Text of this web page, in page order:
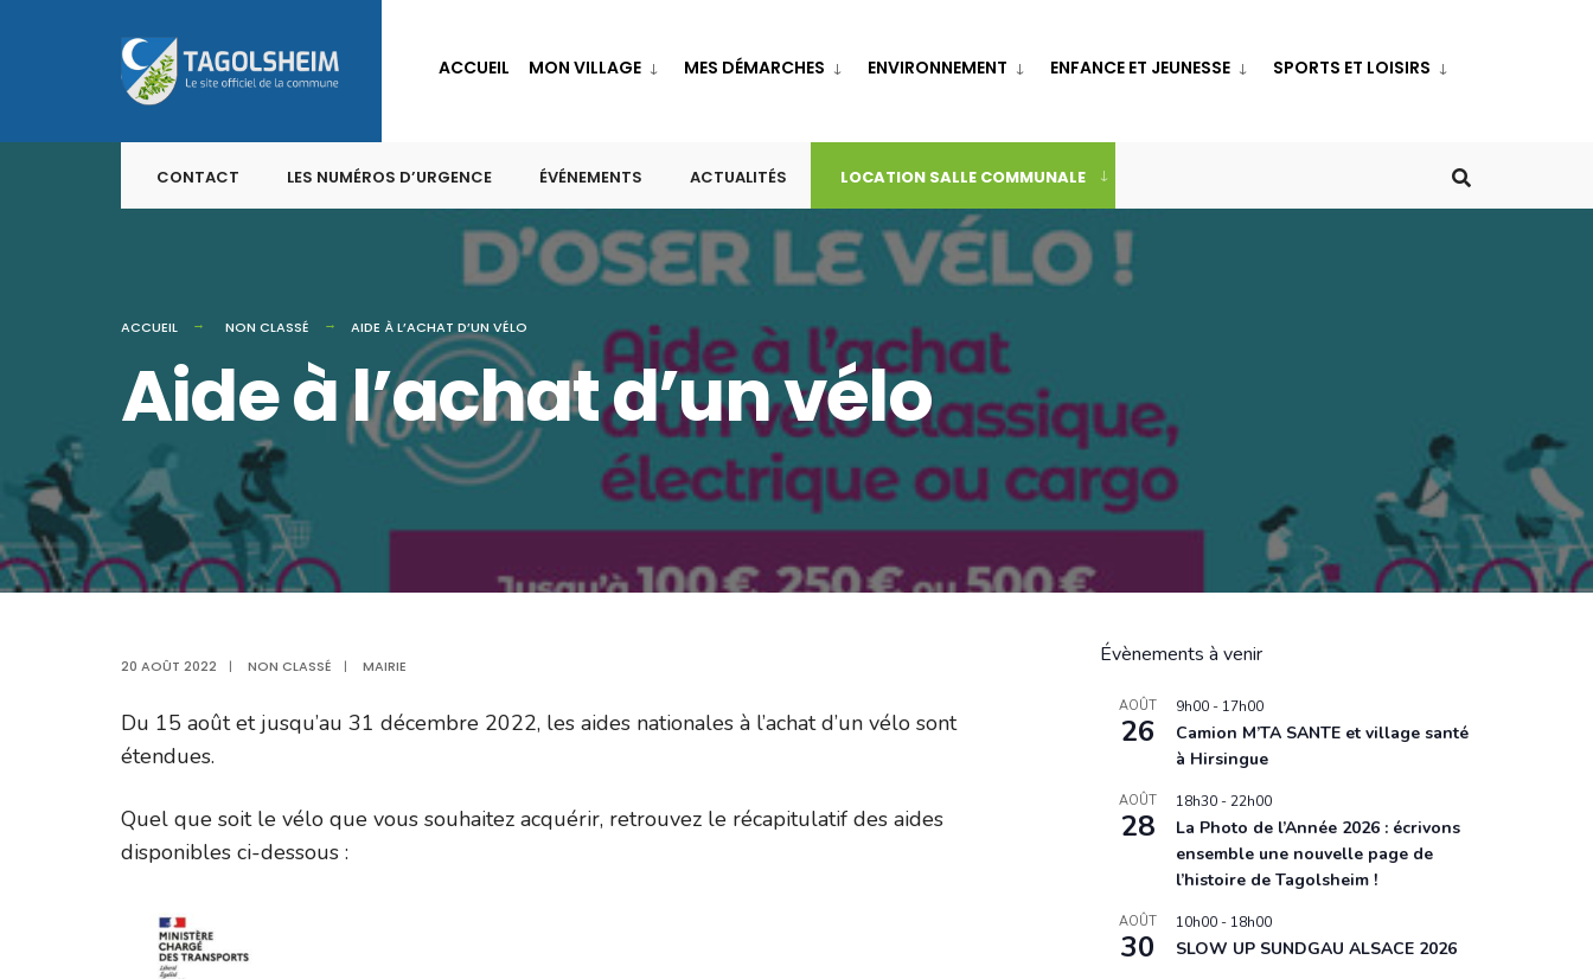
to
content
ACCUEIL MON VILLAGE MES DÉMARCHES ENVIRONNEMENT ENFANCE ET JEUNESSE SPORTS ET LOISIRS
CONTACT LES NUMÉROS D’URGENCE ÉVÉNEMENTS ACTUALITÉS LOCATION SALLE COMMUNALE
ACCUEIL NON CLASSÉ AIDE À L’ACHAT D’UN VÉLO
Aide à l’achat d’un vélo
20 AOÛT 2022 | NON CLASSÉ | MAIRIE
Du 15 août et jusqu’au 31 décembre 2022, les aides nationales à l’achat d’un vélo sont
étendues.
Quel que soit le vélo que vous souhaitez acquérir, retrouvez le récapitulatif des aides
disponibles ci-dessous :
Évènements à venir
AOÛT
26
9h00 - 17h00
Camion M’TA SANTE et village santé
à Hirsingue
AOÛT
28
18h30 -22h00
La Photo de l’Année 2026 : écrivons
ensemble une nouvelle page de
l’histoire de Tagolsheim !
AOÛT
30
10h00 - 18h00
SLOW UP SUNDGAU ALSACE 2026